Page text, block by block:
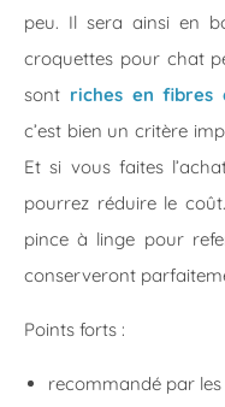
peu. Il sera ainsi en
croquettes pour chat
sont riches en fibres
c’est bien un critère
Et si vous faites
pourrez réduire le
pince à linge pour
conserveront
Points forts :
recommandé par